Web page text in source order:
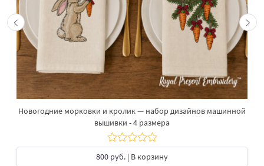
Новогодние морковки и кролик — набор дизайнов машинной
вышивки - 4 размера
800 руб. | В корзину